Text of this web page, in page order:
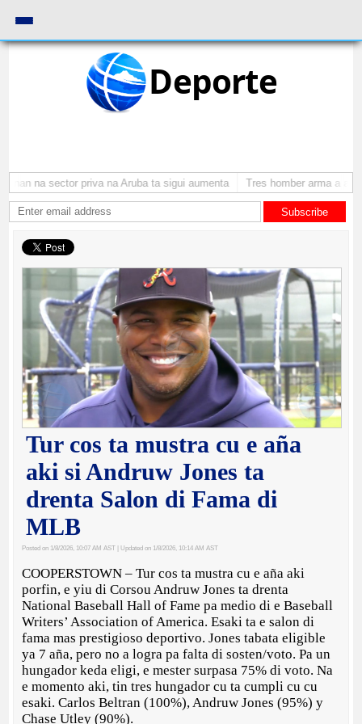
Deporte
na sector priva na Aruba ta sigui aumenta Tres homber arma a
Subscribe
Tur cos ta mustra cu e aña
aki si Andruw Jones ta
drenta Salon di Fama di
MLB
Posted on 1/8/2026, 10:07 AM AST | Updated on 1/8/2026, 10:14 AM AST
COOPERSTOWN – Tur cos ta mustra cu e aña aki
porfin, e yiu di Corsou Andruw Jones ta drenta
National Baseball Hall of Fame pa medio di e Baseball
Writers’ Association of America. Esaki ta e salon di
fama mas prestigioso deportivo. Jones tabata eligible
ya 7 aña, pero no a logra pa falta di sosten/voto. Pa un
hungador keda eligi, e mester surpasa 75% di voto. Na
e momento aki, tin tres hungador cu ta cumpli cu cu
esaki. Carlos Beltran (100%), Andruw Jones (95%) y
Chase Utley (90%).